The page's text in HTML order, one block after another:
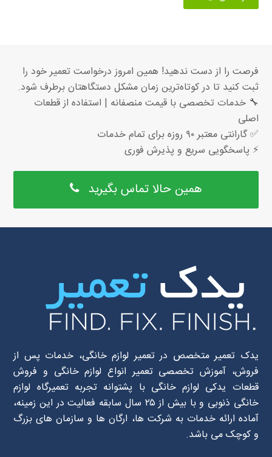
فرصت را از دست ندهید! همین امروز درخواست تعمیر خود را
ثبت کنید تا در کوتاه‌ترین زمان مشکل دستگاهتان برطرف شود.
🔧 خدمات تخصصی با قیمت منصفانه | استفاده از قطعات
اصلی
✅ گارانتی معتبر ۹۰ روزه برای تمام خدمات
⚡ پاسخگویی سریع و پذیرش فوری
همین حالا تماس بگیرید
یدک تعمیر متخصص در تعمیر لوازم خانگی، خدمات پس از
فروش، آموزش تخصصی تعمیر انواع لوازم خانگی و فروش
قطعات یدکی لوازم خانگی با پشتوانه تجربه تعمیرگاه لوازم
خانگی ذنوبی و با بیش از ۲۵ سال سابقه فعالیت در این زمینه،
آماده ارائه خدمات به شرکت ها، ارگان ها و سازمان های بزرگ
و کوچک می باشد.